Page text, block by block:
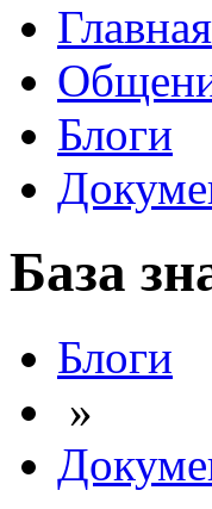
Главная
Блоги
База
Блоги
»